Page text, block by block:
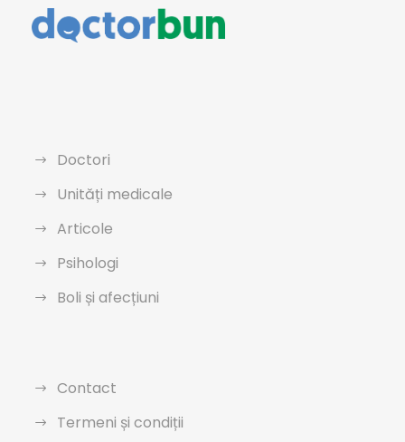
Doctori
Unități medicale
Articole
Psihologi
Boli și afecțiuni
Contact
Termeni și condiții